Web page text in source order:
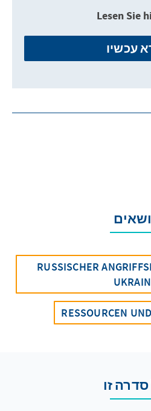
Lesen Sie
עכשיו
RUSSISCHER
RESSOURCEN
זו